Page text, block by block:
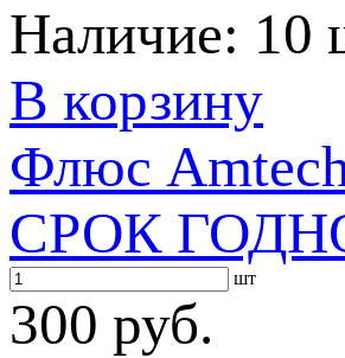
Наличие: 10
В корзину
Флюс
СРОК
шт
300 руб.